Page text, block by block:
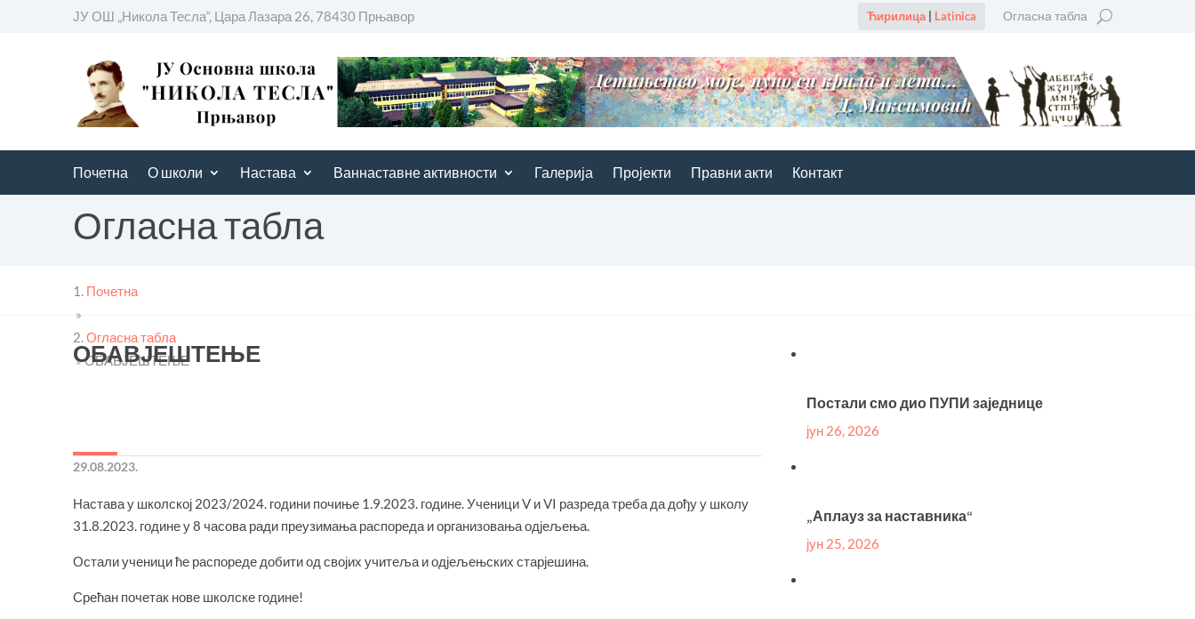
ЈУ ОШ „Никола Тесла“, Цара Лазара 26, 78430 Прњавор Огласна табла
Ћирилица| Latinica
Почетна О школи Настава Ваннаставне активности Галерија Пројекти Правни акти Контакт
Огласна табла
Почетна
»
Огласна табла
»ОБАВЈЕШТЕЊЕ
ОБАВЈЕШТЕЊЕ
29.08.2023.
Настава у школској 2023/2024. години почиње 1.9.2023. године. Ученици V и VI разреда треба да дођу у школу
31.8.2023. године у 8 часова ради преузимања распореда и организовања одјељења.
Остали ученици ће распореде добити од својих учитеља и одјељењских старјешина.
Срећан почетак нове школске године!
Постали смо дио ПУПИ заједнице
јун 26, 2026
„Аплауз за наставника“
јун 25, 2026